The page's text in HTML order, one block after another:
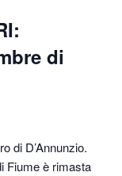
di
di D’Annunzio.
Fiume è rimasta